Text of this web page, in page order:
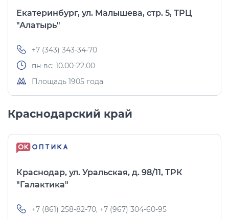
Екатеринбург, ул. Малышева, стр. 5, ТРЦ
"Алатырь"
+7 (343) 343-34-70
пн-вс: 10.00-22.00
Площадь 1905 года
Краснодарский край
Краснодар, ул. Уральская, д. 98/11, ТРК
"Галактика"
+7 (861) 258-82-70, +7 (967) 304-60-95